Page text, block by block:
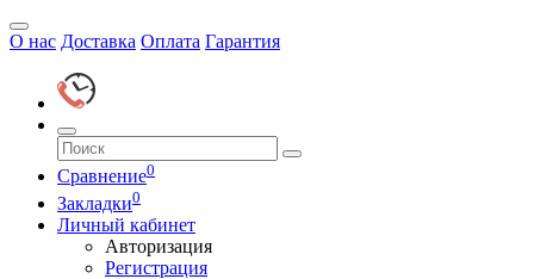
О нас Доставка Оплата Гарантия
Сравнение0
Закладки0
Личный кабинет
Авторизация
Регистрация